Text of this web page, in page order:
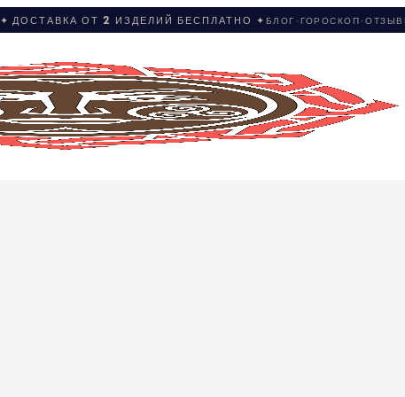
✦ ДОСТАВКА ОТ 2 ИЗДЕЛИЙ БЕСПЛАТНО ✦ БЛОГ ·ГОРОСКОП ·